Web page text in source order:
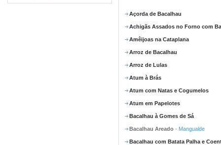
Açorda de Bacalhau
Achigãs Assados no Forno com
Amêijoas na Cataplana
Arroz de Bacalhau
Arroz de Lulas
Atum à Brás
Atum com Natas e Cogumelos
Atum em Papelotes
Bacalhau à Gomes de Sá
Bacalhau Areado - Mangualde
Bacalhau com Batata Palha e